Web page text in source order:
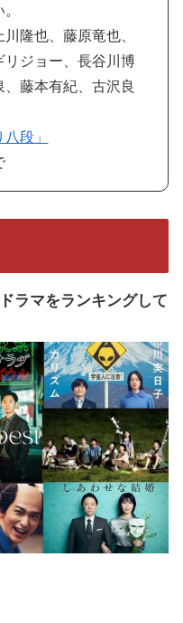
隆也、藤原竜也、
リジョー、長谷川博
藤本有紀、古沢良
段」
ラマをランキングして